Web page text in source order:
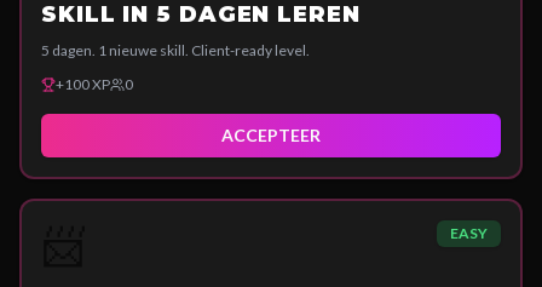
SKILL IN 5 DAGEN LEREN
5 dagen. 1 nieuwe skill. Client-ready level.
+100XP 0
ACCEPTEER
EASY